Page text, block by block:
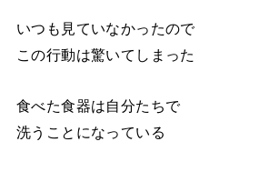
いつも見ていなかったので
この行動は驚いてしまった
食べた食器は自分たちで
洗うことになっている